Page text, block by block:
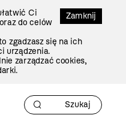
Zamknij
Ci
do celów
zgadzasz się na ich
urządzenia.
zarządzać cookies,